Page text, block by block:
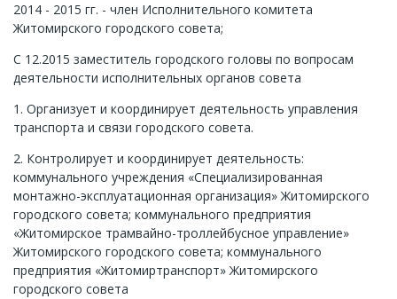
2014 - 2015 гг. - член Исполнительного комитета
Житомирского городского совета;
С 12.2015 заместитель городского головы по вопросам
деятельности исполнительных органов совета
1. Организует и координирует деятельность управления
транспорта и связи городского совета.
2. Контролирует и координирует деятельность:
коммунального учреждения «Специализированная
монтажно-эксплуатационная организация» Житомирского
городского совета; коммунального предприятия
«Житомирское трамвайно-троллейбусное управление»
Житомирского городского совета; коммунального
предприятия «Житомиртранспорт» Житомирского
городского совета